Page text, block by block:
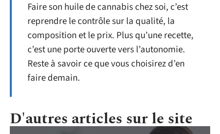
Faire son huile de cannabis chez soi, c’est
reprendre le contrôle sur la qualité, la
composition et le prix. Plus qu’une recette,
c’est une porte ouverte vers l’autonomie.
Reste à savoir ce que vous choisirez d’en
faire demain.
D'autres articles sur le site